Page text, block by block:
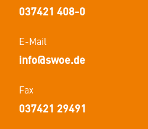
037421 408-0
E-Mail
info@swoe.de
Fax
037421 29491